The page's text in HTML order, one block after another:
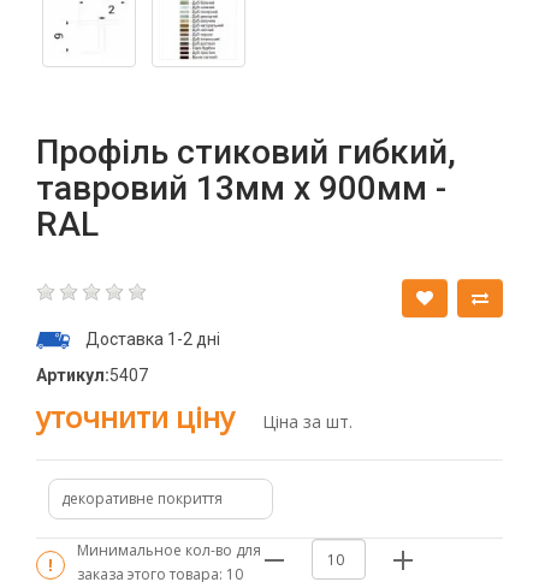
Профіль стиковий гибкий,
тавровий 13мм х 900мм -
RAL
Доставка 1-2 дні
Артикул:5407
уточнити ціну Ціна за шт.
декоративне покриття
Минимальное кол-во для
заказа этого товара: 10